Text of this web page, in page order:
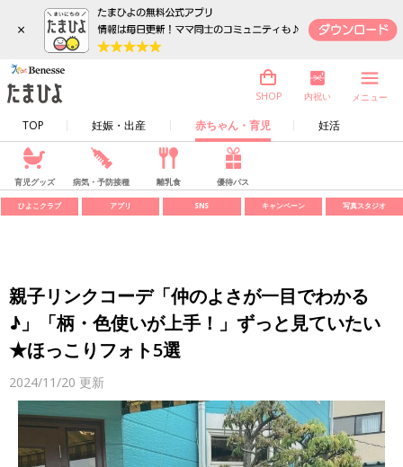
×
TOP 妊娠・出産 赤ちゃん・育児 妊活
SHOP 内祝い メニュー
育児グッズ 病気・予防接種 離乳食 優待パス
ひよこクラブ アプリ SNS キャンペーン 写真スタジオ
親子リンクコーデ「仲のよさが一目でわかる
♪」「柄・色使いが上手！」ずっと見ていたい
★ほっこりフォト5選
2024/11/20 更新